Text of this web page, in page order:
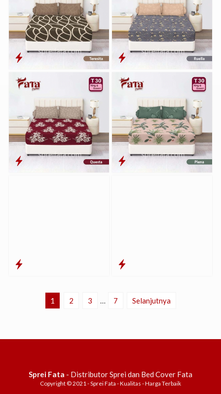
1 2 3 … 7 Selanjutnya
Sprei Fata - Distributor Sprei dan Bed Cover Fata
Copyright © 2021 - Sprei Fata - Kualitas - Harga Terbaik